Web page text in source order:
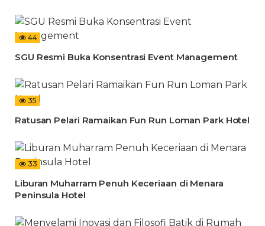
44
SGU Resmi Buka Konsentrasi Event Management
35
Ratusan Pelari Ramaikan Fun Run Loman Park Hotel
33
Liburan Muharram Penuh Keceriaan di Menara
Peninsula Hotel